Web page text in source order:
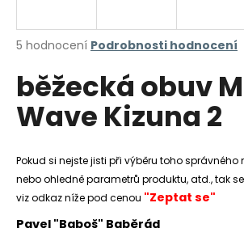
Průměrné
produktu
je
5,0
z
5 hodnocení Podrobnosti hodnocení
běžecká obuv
Wave Kizuna 2
Pokud si nejste jisti při výběru toho správného
nebo ohledně parametrů produktu, atd., tak
viz odkaz níže pod cenou "Zeptat se"
Pavel "Baboš" Baběrád
j
t
?
HLEDAT